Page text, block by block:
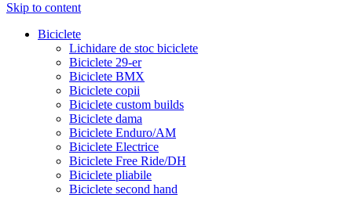
Skip to content
Biciclete
Lichidare de stoc biciclete
Biciclete 29-er
Biciclete BMX
Biciclete copii
Biciclete custom builds
Biciclete dama
Biciclete Enduro/AM
Biciclete Electrice
Biciclete Free Ride/DH
Biciclete pliabile
Biciclete second hand